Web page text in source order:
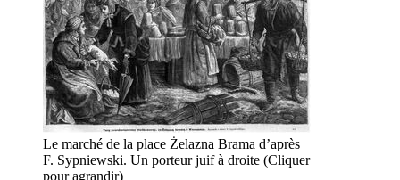
Le marché de la place Żelazna Brama d’après
F. Sypniewski. Un porteur juif à droite (Cliquer
pour agrandir)